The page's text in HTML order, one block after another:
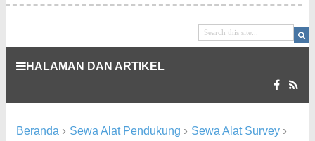
HALAMAN DAN ARTIKEL
Beranda › Sewa Alat Pendukung › Sewa Alat Survey ›